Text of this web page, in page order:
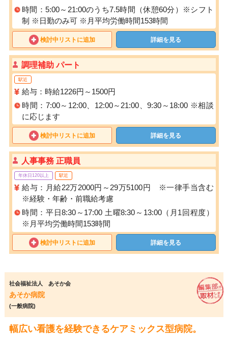
時間：5:00～21:00のうち7.5時間（休憩60分）※シフト
制 ※日勤のみ可 ※月平均労働時間153時間
検討中リストに追加 詳細を見る
調理補助 パート
駅近
給与：時給1226円～1500円
時間：7:00～12:00、12:00～21:00、9:30～18:00 ※相談
に応じます
検討中リストに追加 詳細を見る
人事事務 正職員
年休日120以上 駅近
給与：月給22万2000円～29万5100円 ※一律手当含む
※経験・年齢・前職給考慮
時間：平日8:30～17:00 土曜8:30～13:00（月1回程度）
※月平均労働時間153時間
検討中リストに追加 詳細を見る
社会福祉法人 あそか会
あそか病院
(一般病院)
幅広い看護を経験できるケアミックス型病院。